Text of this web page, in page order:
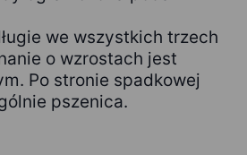
we wszystkich trzech
o wzrostach jest
Po stronie spadkowej
pszenica.